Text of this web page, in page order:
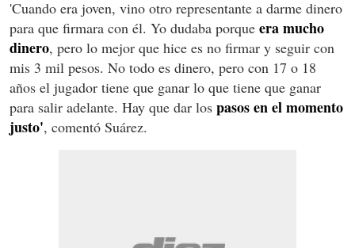
'Cuando era joven, vino otro representante a darme dinero
para que firmara con él. Yo dudaba porque era mucho
dinero, pero lo mejor que hice es no firmar y seguir con
mis 3 mil pesos. No todo es dinero, pero con 17 o 18
años el jugador tiene que ganar lo que tiene que ganar
para salir adelante. Hay que dar los pasos en el momento
justo', comentó Suárez.